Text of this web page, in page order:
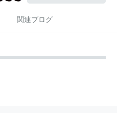
関連ブログ